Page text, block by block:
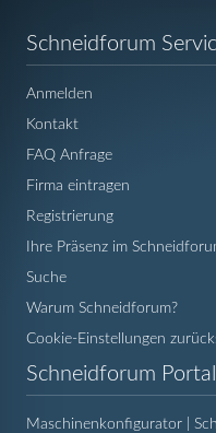
Schneidforum
Anmelden
Kontakt
FAQ Anfrage
Firma eintragen
Registrierung
Ihre Präsenz im
Suche
Warum Schneidforum?
Cookie-Einstellungen
Schneidforum Portal
Maschinenkonfigurator |